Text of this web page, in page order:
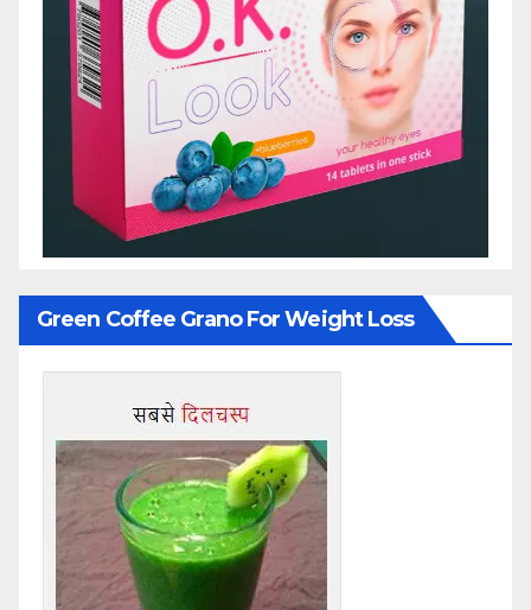
Green Coffee Grano For Weight Loss